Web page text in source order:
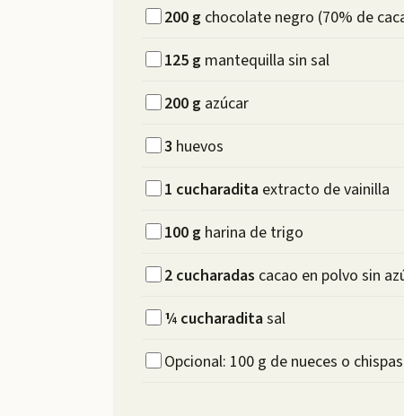
200 g chocolate negro (70% de
125 g mantequilla sin sal
200 g azúcar
3 huevos
1 cucharadita extracto de vainilla
100 g harina de trigo
2 cucharadas cacao en polvo sin
¼ cucharaditasal
Opcional: 100 g de nueces o